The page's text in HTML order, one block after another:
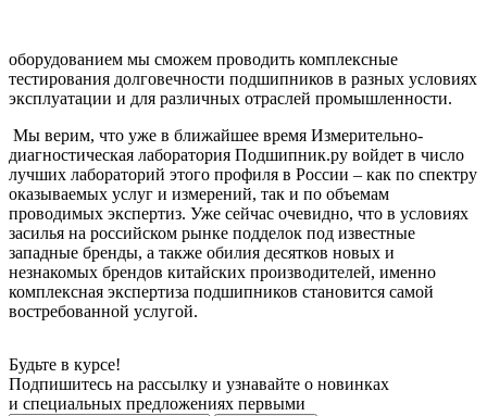
оборудованием мы сможем проводить комплексные
тестирования долговечности подшипников в разных условиях
эксплуатации и для различных отраслей промышленности.
Мы верим, что уже в ближайшее время Измерительно-
диагностическая лаборатория Подшипник.ру войдет в число
лучших лабораторий этого профиля в России – как по спектру
оказываемых услуг и измерений, так и по объемам
проводимых экспертиз. Уже сейчас очевидно, что в условиях
засилья на российском рынке подделок под известные
западные бренды, а также обилия десятков новых и
незнакомых брендов китайских производителей, именно
комплексная экспертиза подшипников становится самой
востребованной услугой.
Будьте в курсе!
Подпишитесь на рассылку и узнавайте о новинках
и специальных предложениях первыми